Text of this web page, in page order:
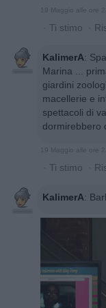
19 Maggio alle ore
· Ti stimo ·
KalimerA:
Marina ...
giardini
macellerie e
spettacoli di
dormirebbero
19 Maggio alle ore
· Ti stimo ·
KalimerA: